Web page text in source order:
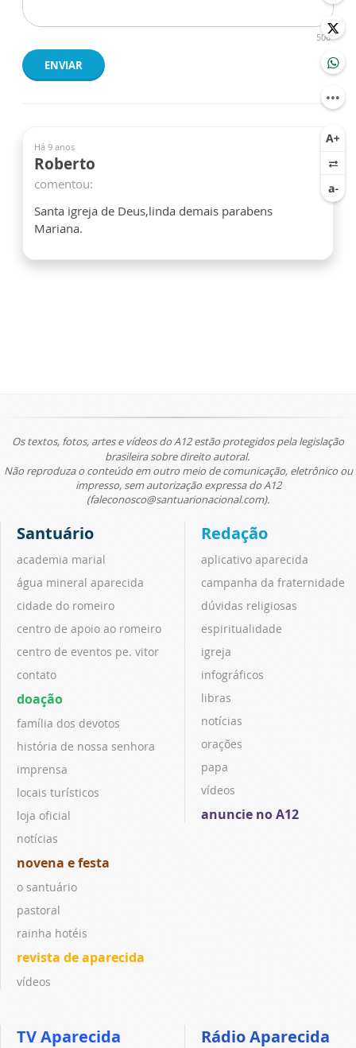
500
ENVIAR
Há 9 anos
Roberto
comentou:
Santa igreja de Deus,linda demais parabens
Mariana.
Os textos, fotos, artes e vídeos do A12 estão protegidos pela legislação
brasileira sobre direito autoral.
Não reproduza o conteúdo em outro meio de comunicação, eletrônico ou
impresso, sem autorização expressa do A12
(faleconosco@santuarionacional.com).
Santuário
academia marial
água mineral aparecida
cidade do romeiro
centro de apoio ao romeiro
centro de eventos pe. vitor
contato
doação
família dos devotos
história de nossa senhora
imprensa
locais turísticos
loja oficial
notícias
novena e festa
o santuário
pastoral
rainha hotéis
revista de aparecida
vídeos
Redação
aplicativo aparecida
campanha da fraternidade
dúvidas religiosas
espiritualidade
igreja
infográficos
libras
notícias
orações
papa
vídeos
anuncie no A12
TV Aparecida Rádio Aparecida